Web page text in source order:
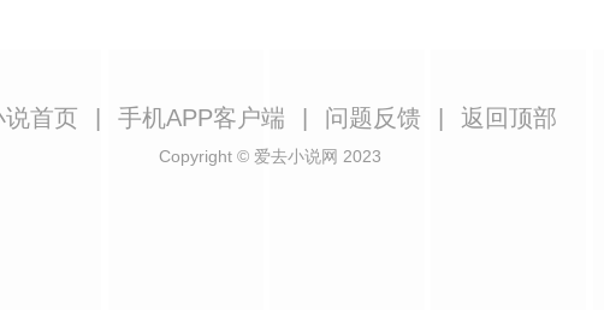
说首页 手机APP客户端 问题反馈 返回顶部
Copyright © 爱去小说网 2023